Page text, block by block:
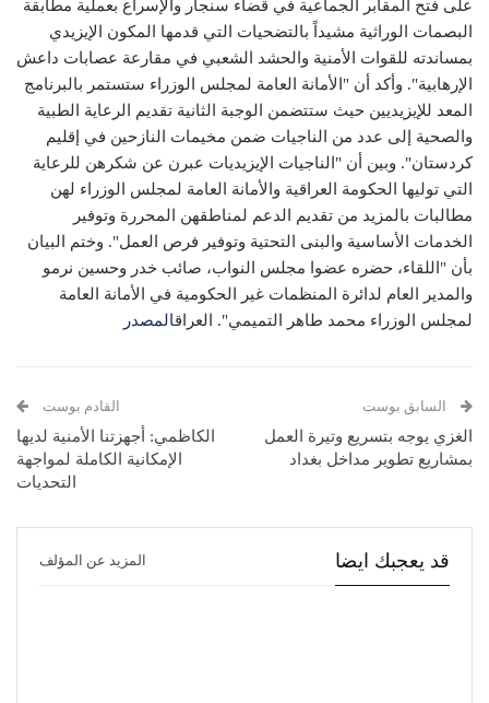
على فتح المقابر الجماعية في قضاء سنجار والإسراع بعملية مطابقة
البصمات الوراثية مشيداً بالتضحيات التي قدمها المكون الإيزيدي
بمساندته للقوات الأمنية والحشد الشعبي في مقارعة عصابات داعش
الإرهابية". وأكد أن "الأمانة العامة لمجلس الوزراء ستستمر بالبرنامج
المعد للإيزيديين حيث ستتضمن الوجبة الثانية تقديم الرعاية الطبية
والصحية إلى عدد من الناجيات ضمن مخيمات النازحين في إقليم
كردستان". وبين أن "الناجيات الإيزيديات عبرن عن شكرهن للرعاية
التي توليها الحكومة العراقية والأمانة العامة لمجلس الوزراء لهن
مطالبات بالمزيد من تقديم الدعم لمناطقهن المحررة وتوفير
الخدمات الأساسية والبنى التحتية وتوفير فرص العمل". وختم البيان
بأن "اللقاء، حضره عضوا مجلس النواب، صائب خدر وحسين نرمو
والمدير العام لدائرة المنظمات غير الحكومية في الأمانة العامة
لمجلس الوزراء محمد طاهر التميمي". العراقالمصدر
السابق بوست
الغزي يوجه بتسريع وتيرة العمل
بمشاريع تطوير مداخل بغداد
القادم بوست
الكاظمي: أجهزتنا الأمنية لديها
الإمكانية الكاملة لمواجهة
التحديات
قد يعجبك ايضا المزيد عن المؤلف